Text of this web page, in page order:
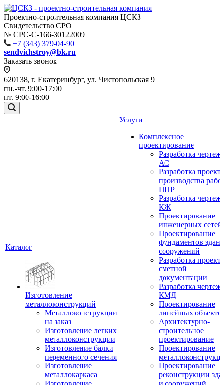
Проектно-строительная компания ЦСКЗ
Свидетельство СРО
№ СРО-С-166-30122009
+7 (343) 379-04-90
sendvichstroy@bk.ru
Заказать звонок
620138, г. Екатеринбург, ул. Чистопольская 9
пн.-чт. 9:00-17:00
пт. 9:00-16:00
Каталог
Изготовление
металлоконструкций
Металлоконструкции
на заказ
Изготовление легких
металлоконструкций
Изготовление балки
переменного сечения
Изготовление
металлокаркаса
Изготовление
Услуги
Комплексное
проектирование
Разработка
АС
Разработка
производства
ППР
Разработка
КЖ
Проектирование
инженерных
Проектирование
фундаментов
сооружений
Разработка
сметной
документации
Разработка
КМД
Проектирование
линейных
Архитектурно-
строительное
проектирование
Проектирование
Проектирование
реконструкции
и сооружений